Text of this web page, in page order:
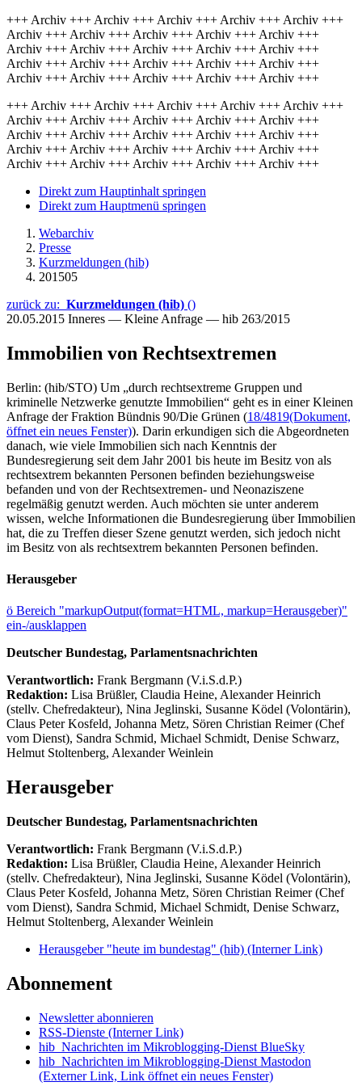
+++ Archiv +++ Archiv +++ Archiv +++ Archiv +++ Archiv +++
Archiv +++ Archiv +++ Archiv +++ Archiv +++ Archiv +++
Archiv +++ Archiv +++ Archiv +++ Archiv +++ Archiv +++
Archiv +++ Archiv +++ Archiv +++ Archiv +++ Archiv +++
Archiv +++ Archiv +++ Archiv +++ Archiv +++ Archiv +++
+++ Archiv +++ Archiv +++ Archiv +++ Archiv +++ Archiv +++
Archiv +++ Archiv +++ Archiv +++ Archiv +++ Archiv +++
Archiv +++ Archiv +++ Archiv +++ Archiv +++ Archiv +++
Archiv +++ Archiv +++ Archiv +++ Archiv +++ Archiv +++
Archiv +++ Archiv +++ Archiv +++ Archiv +++ Archiv +++
Direkt zum Hauptinhalt springen
Direkt zum Hauptmenü springen
Webarchiv
Presse
Kurzmeldungen (hib)
201505
zurück zu: Kurzmeldungen (hib) ()
20.05.2015 Inneres — Kleine Anfrage — hib 263/2015
Immobilien von Rechtsextremen
Berlin: (hib/STO) Um „durch rechtsextreme Gruppen und
kriminelle Netzwerke genutzte Immobilien“ geht es in einer Kleinen
Anfrage der Fraktion Bündnis 90/Die Grünen (18/4819(Dokument,
öffnet ein neues Fenster)). Darin erkundigen sich die Abgeordneten
danach, wie viele Immobilien sich nach Kenntnis der
Bundesregierung seit dem Jahr 2001 bis heute im Besitz von als
rechtsextrem bekannten Personen befinden beziehungsweise
befanden und von der Rechtsextremen- und Neonaziszene
regelmäßig genutzt werden. Auch möchten sie unter anderem
wissen, welche Informationen die Bundesregierung über Immobilien
hat, die zu Treffen dieser Szene genutzt werden, sich jedoch nicht
im Besitz von als rechtsextrem bekannten Personen befinden.
Herausgeber
ö Bereich "markupOutput(format=HTML, markup=Herausgeber)"
ein-/ausklappen
Deutscher Bundestag, Parlamentsnachrichten
Verantwortlich: Frank Bergmann (V.i.S.d.P.)
Redaktion: Lisa Brüßler, Claudia Heine, Alexander Heinrich
(stellv. Chefredakteur), Nina Jeglinski, Susanne Ködel (Volontärin),
Claus Peter Kosfeld, Johanna Metz, Sören Christian Reimer (Chef
vom Dienst), Sandra Schmid, Michael Schmidt, Denise Schwarz,
Helmut Stoltenberg, Alexander Weinlein
Herausgeber
Deutscher Bundestag, Parlamentsnachrichten
Verantwortlich: Frank Bergmann (V.i.S.d.P.)
Redaktion: Lisa Brüßler, Claudia Heine, Alexander Heinrich
(stellv. Chefredakteur), Nina Jeglinski, Susanne Ködel (Volontärin),
Claus Peter Kosfeld, Johanna Metz, Sören Christian Reimer (Chef
vom Dienst), Sandra Schmid, Michael Schmidt, Denise Schwarz,
Helmut Stoltenberg, Alexander Weinlein
Herausgeber "heute im bundestag" (hib) (Interner Link)
Abonnement
Newsletter abonnieren
RSS-Dienste (Interner Link)
hib_Nachrichten im Mikroblogging-Dienst BlueSky
hib_Nachrichten im Mikroblogging-Dienst Mastodon
(Externer Link, Link öffnet ein neues Fenster)